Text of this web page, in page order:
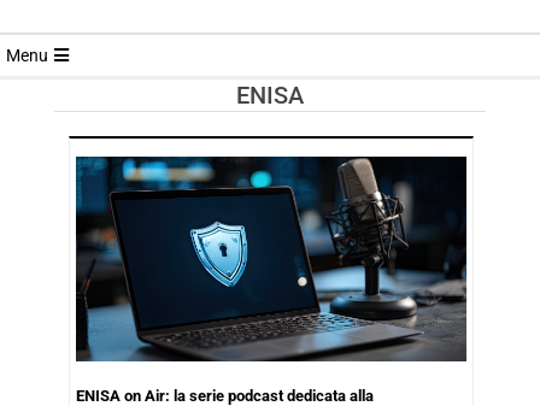
RIVISTA
TRENDS
Menu
ENISA
ENISA on Air: la serie podcast dedicata alla